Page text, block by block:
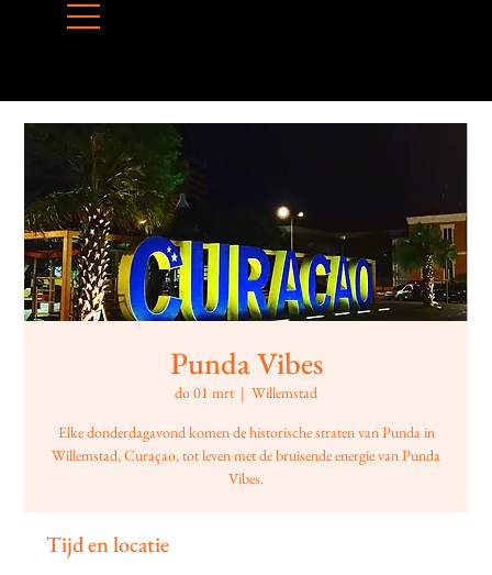
Punda Vibes
do 01 mrt
  |
Willemstad
Elke donderdagavond komen de historische straten van Punda in
Willemstad, Curaçao, tot leven met de bruisende energie van Punda
Vibes.
Tijd en locatie